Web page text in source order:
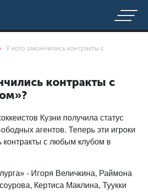
У кого закончились контракты с
контракты с
Кузни получила статус
агентов. Теперь эти игроки
контракты с любым клубом в
- Игоря Величкина, Раймона
Кертиса Маклина, Туукки